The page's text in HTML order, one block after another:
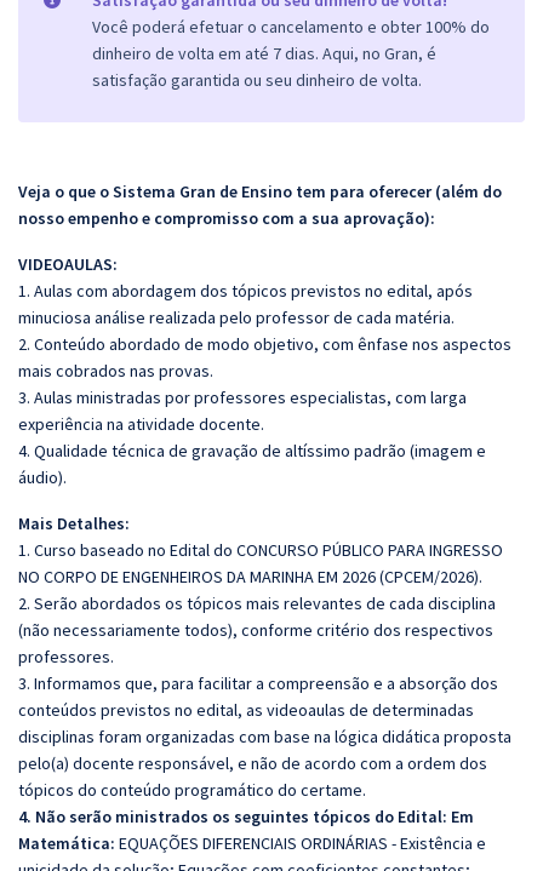
Você poderá efetuar o cancelamento e obter 100% do
dinheiro de volta em até 7 dias. Aqui, no Gran, é
satisfação garantida ou seu dinheiro de volta.
Veja o que o Sistema Gran de Ensino tem para oferecer (além do
nosso empenho e compromisso com a sua aprovação):
VIDEOAULAS:
1. Aulas com abordagem dos tópicos previstos no edital, após
minuciosa análise realizada pelo professor de cada matéria.
2. Conteúdo abordado de modo objetivo, com ênfase nos aspectos
mais cobrados nas provas.
3. Aulas ministradas por professores especialistas, com larga
experiência na atividade docente.
4. Qualidade técnica de gravação de altíssimo padrão (imagem e
áudio).
Mais Detalhes:
1. Curso baseado no Edital do CONCURSO PÚBLICO PARA INGRESSO
NO CORPO DE ENGENHEIROS DA MARINHA EM 2026 (CPCEM/2026).
2. Serão abordados os tópicos mais relevantes de cada disciplina
(não necessariamente todos), conforme critério dos respectivos
professores.
3. Informamos que, para facilitar a compreensão e a absorção dos
conteúdos previstos no edital, as videoaulas de determinadas
disciplinas foram organizadas com base na lógica didática proposta
pelo(a) docente responsável, e não de acordo com a ordem dos
tópicos do conteúdo programático do certame.
4. Não serão ministrados os seguintes tópicos do Edital: Em
Matemática: EQUAÇÕES DIFERENCIAIS ORDINÁRIAS -Existência e